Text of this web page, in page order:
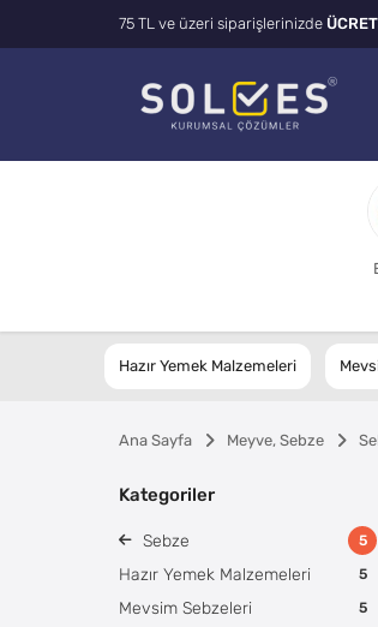
75 TL ve üzeri siparişlerinizde
Hazır Yemek Malzemeleri
Ana Sayfa Meyve, Sebze
Kategoriler
Sebze 5
Hazır Yemek Malzemeleri 5
Mevsim Sebzeleri 5